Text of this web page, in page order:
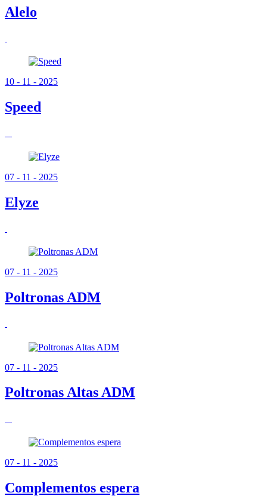
Alelo
10 - 11 - 2025
Speed
07 - 11 - 2025
Elyze
07 - 11 - 2025
Poltronas ADM
07 - 11 - 2025
Poltronas Altas ADM
07 - 11 - 2025
Complementos espera